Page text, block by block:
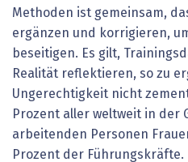
Methoden ist gemeinsam,
ergänzen und korrigieren,
beseitigen. Es gilt,
Realität reflektieren, so zu
Ungerechtigkeit nicht
Prozent aller weltweit in der
arbeitenden Personen
Prozent der Führungskräfte.